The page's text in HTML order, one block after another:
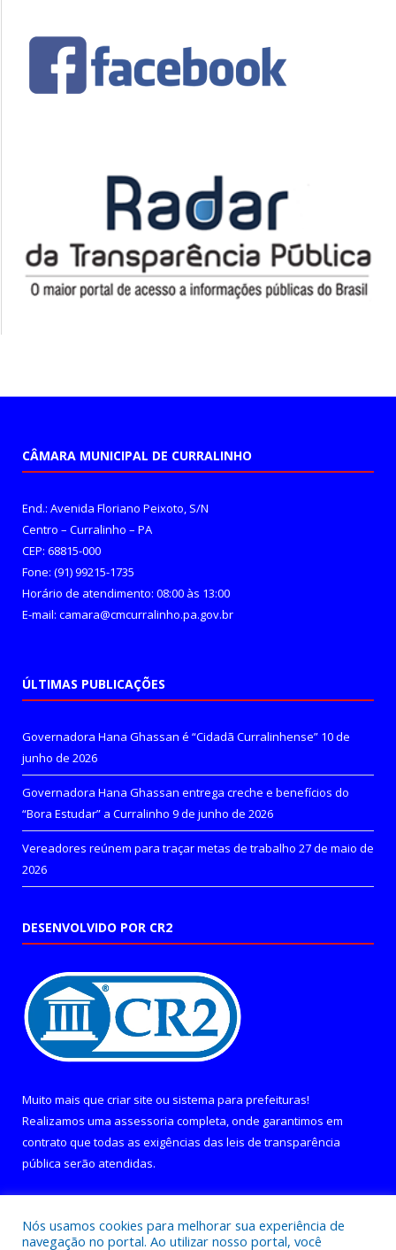
CÂMARA MUNICIPAL DE CURRALINHO
End.: Avenida Floriano Peixoto, S/N
Centro – Curralinho – PA
CEP: 68815-000
Fone: (91) 99215-1735
Horário de atendimento: 08:00 às 13:00
E-mail: camara@cmcurralinho.pa.gov.br
ÚLTIMAS PUBLICAÇÕES
Governadora Hana Ghassan é “Cidadã Curralinhense” 10 de
junho de 2026
Governadora Hana Ghassan entrega creche e benefícios do
“Bora Estudar” a Curralinho 9 de junho de 2026
Vereadores reúnem para traçar metas de trabalho 27 de maio de
2026
DESENVOLVIDO POR CR2
Muito mais que criar site ou sistema para prefeituras!
Realizamos uma assessoria completa, onde garantimos em
contrato que todas as exigências das leis de transparência
pública serão atendidas.
Nós usamos cookies para melhorar sua experiência de
navegação no portal. Ao utilizar nosso portal, você